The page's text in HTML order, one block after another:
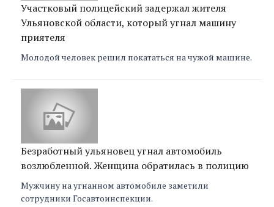
Участковый полицейский задержал жителя
Ульяновской области, который угнал машину
приятеля
Молодой человек решил покататься на чужой машине.
Безработный ульяновец угнал автомобиль
возлюбленной. Женщина обратилась в полицию
Мужчину на угнанном автомобиле заметили
сотрудники Госавтоинспекции.